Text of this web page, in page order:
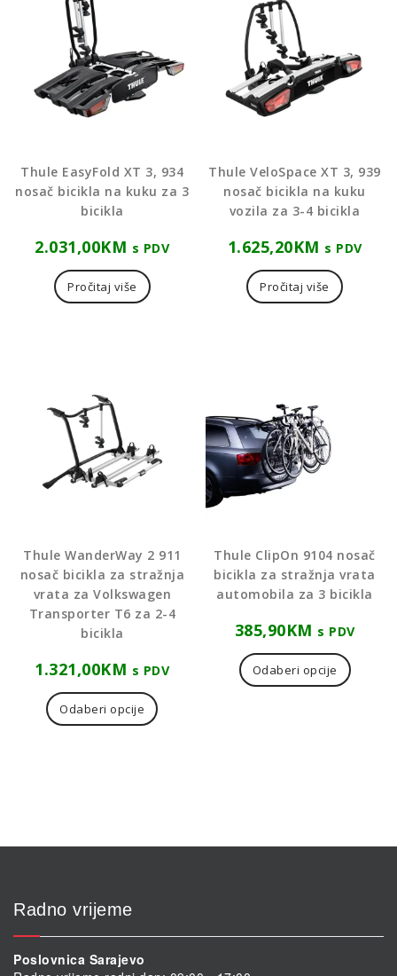
Thule EasyFold XT 3, 934
nosač bicikla na kuku za 3
bicikla
2.031,00KM s PDV
Pročitaj više
Thule VeloSpace XT 3, 939
nosač bicikla na kuku
vozila za 3-4 bicikla
1.625,20KM s PDV
Pročitaj više
Thule WanderWay 2 911
nosač bicikla za stražnja
vrata za Volkswagen
Transporter T6 za 2-4
bicikla
1.321,00KM s PDV
Odaberi opcije
Thule ClipOn 9104 nosač
bicikla za stražnja vrata
automobila za 3 bicikla
385,90KM s PDV
Odaberi opcije
Radno vrijeme
Poslovnica Sarajevo